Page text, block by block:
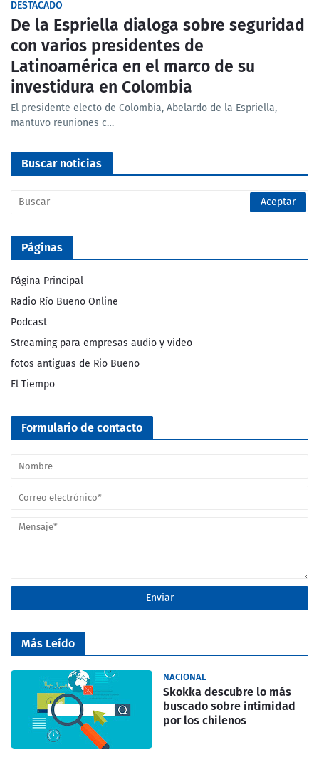
DESTACADO
De la Espriella dialoga sobre seguridad
con varios presidentes de
Latinoamérica en el marco de su
investidura en Colombia
El presidente electo de Colombia, Abelardo de la Espriella,
mantuvo reuniones c…
Buscar noticias
Páginas
Página Principal
Radio Río Bueno Online
Podcast
Streaming para empresas audio y video
fotos antiguas de Rio Bueno
El Tiempo
Formulario de contacto
Más Leído
NACIONAL
Skokka descubre lo más
buscado sobre intimidad
por los chilenos